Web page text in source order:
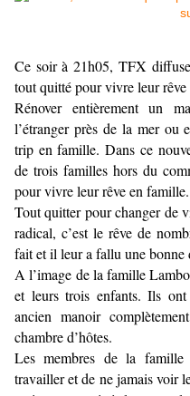
Ce soir à 21h05, TFX
tout quitté pour vivre leur rêve
Rénover entièrement un
l’étranger près de la mer ou
trip en famille. Dans ce
de trois familles hors du
pour vivre leur rêve en famille.
Tout quitter pour changer de
radical, c’est le rêve de
fait et il leur a fallu une bonne
A l’image de la famille
et leurs trois enfants. Ils
ancien manoir
chambre d’hôtes.
Les membres de la
travailler et de ne jamais voir